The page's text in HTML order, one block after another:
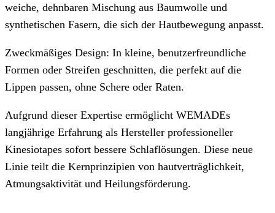
weiche, dehnbaren Mischung aus Baumwolle und
synthetischen Fasern, die sich der Hautbewegung anpasst.
Zweckmäßiges Design: In kleine, benutzerfreundliche
Formen oder Streifen geschnitten, die perfekt auf die
Lippen passen, ohne Schere oder Raten.
Aufgrund dieser Expertise ermöglicht WEMADEs
langjährige Erfahrung als Hersteller professioneller
Kinesiotapes sofort bessere Schlaflösungen. Diese neue
Linie teilt die Kernprinzipien von hautverträglichkeit,
Atmungsaktivität und Heilungsförderung.